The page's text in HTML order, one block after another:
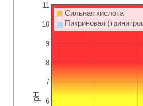
6
7
8
9
10
11
Сильная кислота
Пикриновая
pH